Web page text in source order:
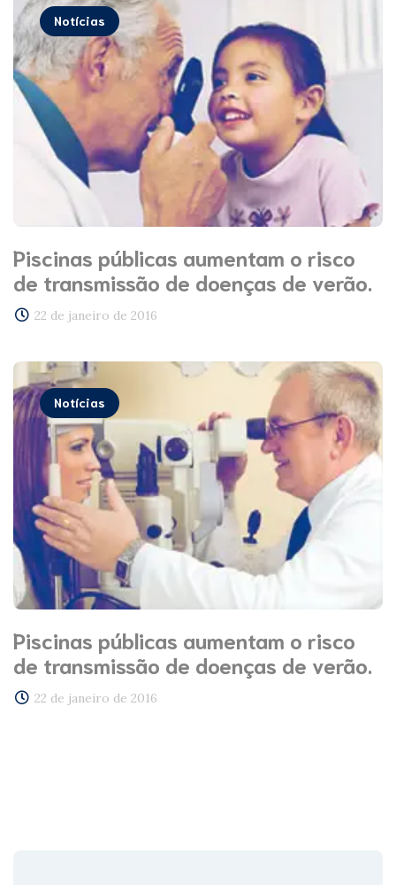
Notícias
Piscinas públicas aumentam o risco
de transmissão de doenças de verão.
22 de janeiro de 2016
Notícias
Piscinas públicas aumentam o risco
de transmissão de doenças de verão.
22 de janeiro de 2016